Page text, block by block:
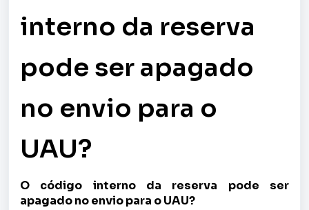
interno da reserva
pode ser apagado
no envio para o
UAU?
O código interno da reserva pode ser
apagado no envio para o UAU?